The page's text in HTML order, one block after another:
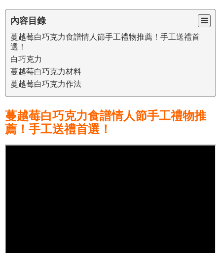
內容目錄
蔓越莓白巧克力食譜情人節手工禮物推薦！手工送禮首
選！
白巧克力
蔓越莓白巧克力材料
蔓越莓白巧克力作法
蔓越莓白巧克力食譜情人節手工禮物推
薦！手工送禮首選！